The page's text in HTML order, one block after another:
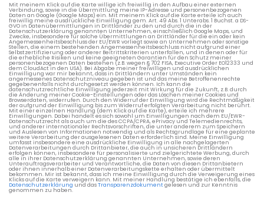
Mit meinem Klick auf die Karte willige ich freiwillig in den Aufbau einer externen
Verbindung, sowie in die Übermittlung meine IP-Adresse und personenbezogenen
Daten an Google (Google Maps) ein. Mit meinem Klick auf die Karte erteile ich auch
freiwillig meine ausdrückliche Einwilligung gem. Art. 49 Abs. 1 Unterabs. 1 Buchst. a DS-
GVO in Datenübermittlungen in Drittländer zu den und durch die in der
Datenschutzerklärung genannten Unternehmen, einschließlich Google Maps, und
Zwecke, insbesondere für solche Übermittlungen an Drittländer für die ein oder kein
Angemessenheitsbeschluss der EU/EWR vorliegt sowie an Unternehmen oder sonstige
Stellen, die einem bestehenden Angemessenheitsbeschluss nicht aufgrund einer
Selbstzertifizierung oder anderer Beitrittskriterien unterfallen, und in denen oder für
die erhebliche Risiken und keine geeigneten Garantien für den Schutz meiner
personenbezogenen Daten bestehen (z.B. wegen § 702 FISA, Executive Order EO12333 und
dem CloudAct in den USA). Bei Abgabe meiner freiwilligen und ausdrücklichen
Einwilligung war mir bekannt, dass in Drittländern unter Umständen kein
angemessenes Datenschutzniveau gegeben ist und das meine Betroffenenrechte
gegebenenfalls nicht durchgesetzt werden können. Ich kann die
datenschutzrechtliche Einwilligung jederzeit mit Wirkung für die Zukunft, z.B. durch
die Änderung meiner Cookie-Einstellungen oder das Löschen meiner Cookies und
Browserdaten, widerrufen. Durch den Widerruf der Einwilligung wird die Rechtmäßigkeit
der aufgrund der Einwilligung bis zum Widerruf erfolgten Verarbeitung nicht berührt.
Mit einer einzelnen Handlung (dem Klick auf die Karte), erteile ich mehrere
Einwilligungen. Dabei handelt es sich sowohl um Einwilligungen nach dem EU/EWR-
Datenschutzrecht als auch um die des CCPA/CPRA, ePrivacy und Telemedienrechts,
und anderer internationaler Rechtsvorschriften, die unter anderem zum Speichern
und Auslesen von Informationen notwendig und als Rechtsgrundlage für eine geplante
weitere Verarbeitung der ausgelesenen Daten erforderlich sind. Meine Einwilligung
umfasst insbesondere eine ausdrückliche Einwilligung in alle nachgelagerten
Datenverarbeitungen durch Drittanbieter, die auch in unsicheren Drittländern
erfolgen können, insbesondere für personalisierte und zielgerichtete Werbung, durch
alle in ihrer Datenschutzerklärung genannten Unternehmen, sowie deren
Unterauftragsverarbeiter und Verantwortliche, die Daten von diesen Drittanbietern
oder ihnen innerhalb einer Datenverarbeitungskette erhalten oder übermittelt
bekommen. Mir ist bekannt, dass ich meine Einwilligung durch die Verweigerung eines
Klicks auf die Karte verweigern kann. Mit meiner Handlung bestätige ich ebenfalls, die
Datenschutzerklärung und dasTransparenzdokumentgelesen und zur Kenntnis
genommen zu haben.